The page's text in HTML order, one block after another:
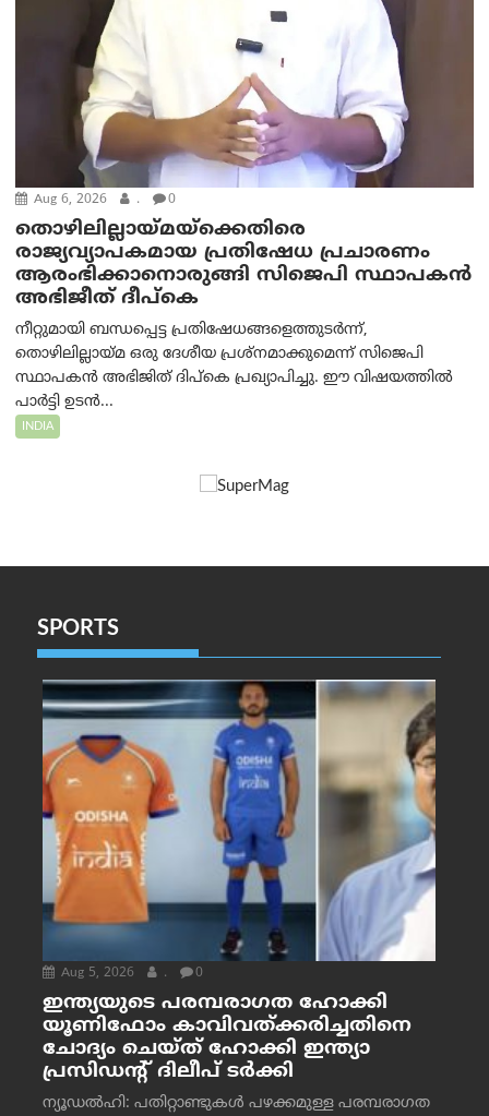
Aug 6, 2026 . 0
തൊഴിലില്ലായ്മയ്ക്കെതിരെ
രാജ്യവ്യാപകമായ പ്രതിഷേധ പ്രചാരണം
ആരംഭിക്കാനൊരുങ്ങി സിജെപി സ്ഥാപകന്‍
അഭിജീത് ദീപ്കെ
നീറ്റുമായി ബന്ധപ്പെട്ട പ്രതിഷേധങ്ങളെത്തുടർന്ന്,
തൊഴിലില്ലായ്മ ഒരു ദേശീയ പ്രശ്നമാക്കുമെന്ന് സിജെപി
സ്ഥാപകൻ അഭിജിത് ദിപ്കെ പ്രഖ്യാപിച്ചു. ഈ വിഷയത്തിൽ
പാർട്ടി ഉടൻ...
INDIA
SPORTS
Aug 5, 2026 . 0
ഇന്ത്യയുടെ പരമ്പരാഗത ഹോക്കി
യൂണിഫോം കാവിവത്ക്കരിച്ചതിനെ
ചോദ്യം ചെയ്ത് ഹോക്കി ഇന്ത്യാ
പ്രസിഡന്റ് ദിലീപ് ടര്‍ക്കി
ന്യൂഡൽഹി: പതിറ്റാണ്ടുകൾ പഴക്കമുള്ള പരമ്പരാഗത